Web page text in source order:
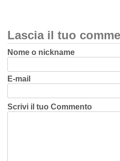
Lascia il tuo
Nome o nickname
E-mail
Scrivi il tuo Commento